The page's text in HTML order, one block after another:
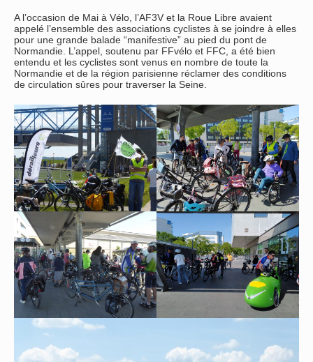
A l’occasion de Mai à Vélo, l’AF3V et la Roue Libre avaient
appelé l’ensemble des associations cyclistes à se joindre à elles
pour une grande balade “manifestive” au pied du pont de
Normandie. L’appel, soutenu par FFvélo et FFC, a été bien
entendu et les cyclistes sont venus en nombre de toute la
Normandie et de la région parisienne réclamer des conditions
de circulation sûres pour traverser la Seine.